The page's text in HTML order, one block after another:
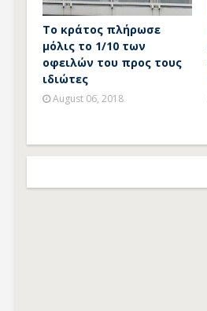
Το κράτος πλήρωσε
μόλις το 1/10 των
οφειλών του προς τους
ιδιώτες
August 06, 2018